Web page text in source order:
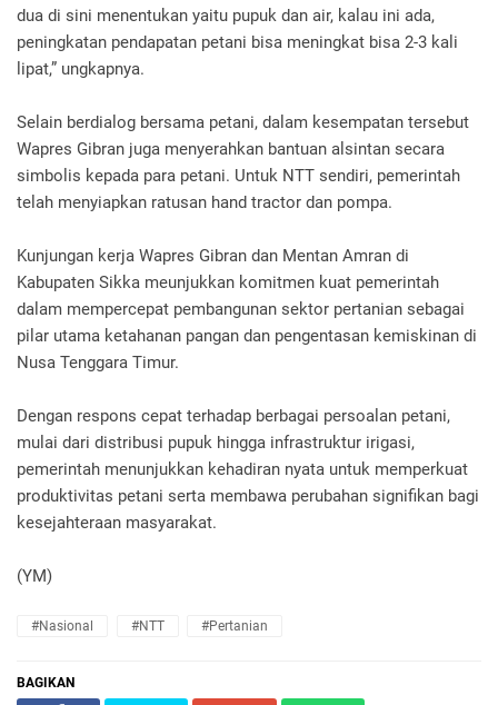
dua di sini menentukan yaitu pupuk dan air, kalau ini ada,
peningkatan pendapatan petani bisa meningkat bisa 2-3 kali
lipat,” ungkapnya.
Selain berdialog bersama petani, dalam kesempatan tersebut
Wapres Gibran juga menyerahkan bantuan alsintan secara
simbolis kepada para petani. Untuk NTT sendiri, pemerintah
telah menyiapkan ratusan hand tractor dan pompa.
Kunjungan kerja Wapres Gibran dan Mentan Amran di
Kabupaten Sikka meunjukkan komitmen kuat pemerintah
dalam mempercepat pembangunan sektor pertanian sebagai
pilar utama ketahanan pangan dan pengentasan kemiskinan di
Nusa Tenggara Timur.
Dengan respons cepat terhadap berbagai persoalan petani,
mulai dari distribusi pupuk hingga infrastruktur irigasi,
pemerintah menunjukkan kehadiran nyata untuk memperkuat
produktivitas petani serta membawa perubahan signifikan bagi
kesejahteraan masyarakat.
(YM)
#Nasional #NTT #Pertanian
BAGIKAN